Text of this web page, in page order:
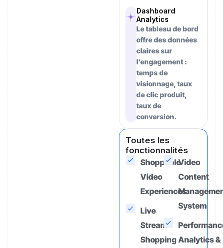
Dashboard
Analytics
Le tableau de bord
offre des données
claires sur
l’engagement :
temps de
visionnage, taux
de clic produit,
taux de
conversion.
Toutes les
fonctionnalités
Shoppable
Video
Experiences
Live
Stream
Shopping
Video
Content
System
Analytics &